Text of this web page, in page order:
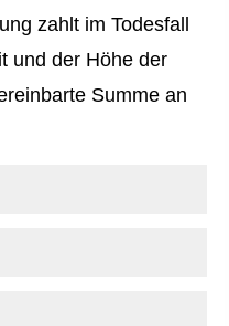
zahlt im Todesfall
und der Höhe der
Summe an